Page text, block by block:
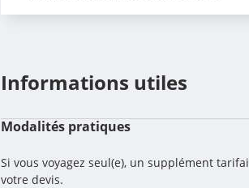
Informations utiles
Modalités pratiques
Si vous voyagez seul(e), un supplément
votre devis.